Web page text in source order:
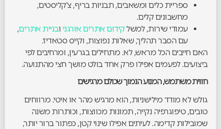
ספריית כלים ומשאבים, תבניות בריף, צ’קליסטים,
מחשבונים קלים.
עמודי שירות, למשלקידום אתרים אורגני ובניית אתרים,
עם הסבר תהליך, שאלות נפוצות, וקייס סטאדיז.
האם חייבים הכל מראש, לא. מתחילים בגרעין, ומרחיבים לפי
ביצועים. לפעמים אפילו פרק אחד בולט מושך חצי מהתנועה.
חווית משתמש, המנוע הנמוך שכולם מרגישים
גולש לא מודד מילישניות, הוא מרגיש מהר או איטי. מרווחים
טובים, טיפוגרפיה נקייה, תמונות מכווצות, וכותרות משנה
שמובילות קדימה. לעיתים אפילו שינוי קטן, כפתור ברור יותר,